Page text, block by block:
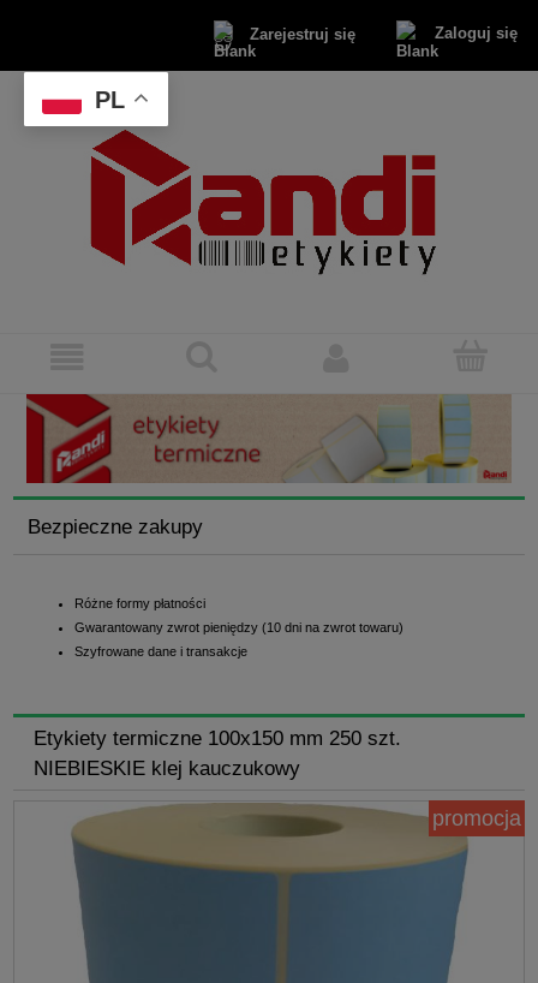
Zarejestruj się Zaloguj się
Bezpieczne zakupy
Różne formy płatności
Gwarantowany zwrot pieniędzy (10 dni na zwrot towaru)
Szyfrowane dane i transakcje
Etykiety termiczne 100x150 mm 250 szt.
NIEBIESKIE klej kauczukowy
promocja
PL